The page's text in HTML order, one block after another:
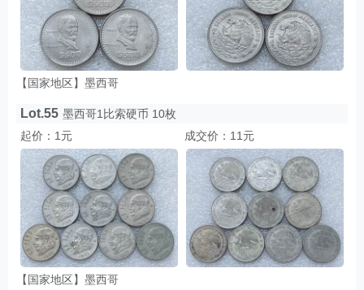
【国家地区】墨西哥
Lot.55 墨西哥1比索硬币 10枚
起价：1元
成交价：11元
【国家地区】墨西哥